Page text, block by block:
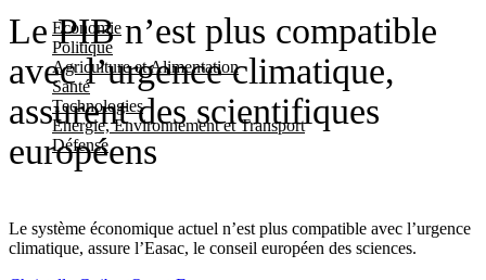
Economie
Politique
Agriculture et Alimentation
Santé
Technologies
Energie, Environnement et Transport
Défense
Le PIB n’est plus compatible
avec l’urgence climatique,
assurent des scientifiques
européens
Le système économique actuel n’est plus compatible avec l’urgence
climatique, assure l’Easac, le conseil européen des sciences.